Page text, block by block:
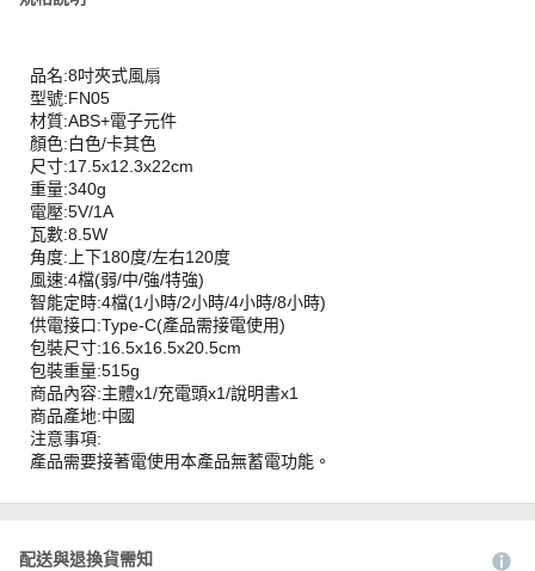
品名:8吋夾式風扇
型號:FN05
材質:ABS+電子元件
顏色:白色/卡其色
尺寸:17.5x12.3x22cm
重量:340g
電壓:5V/1A
瓦數:8.5W
角度:上下180度/左右120度
風速:4檔(弱/中/強/特強)
智能定時:4檔(1小時/2小時/4小時/8小時)
供電接口:Type-C(產品需接電使用)
包裝尺寸:16.5x16.5x20.5cm
包裝重量:515g
商品內容:主體x1/充電頭x1/說明書x1
商品產地:中國
注意事項:
產品需要接著電使用本產品無蓄電功能。
配送與退換貨需知